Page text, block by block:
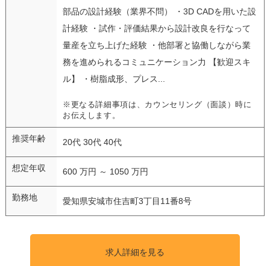
部品の設計経験（業界不問） ・3D CADを用いた設
計経験 ・試作・評価結果から設計改良を行なって
量産を立ち上げた経験 ・他部署と協働しながら業
務を進められるコミュニケーション力 【歓迎スキ
ル】 ・樹脂成形、プレス...
※更なる詳細事項は、カウンセリング（面談）時に
お伝えします。
推奨年齢 20代 30代 40代
想定年収 600 万円 ～ 1050 万円
勤務地 愛知県安城市住吉町3丁目11番8号
求人詳細を見る